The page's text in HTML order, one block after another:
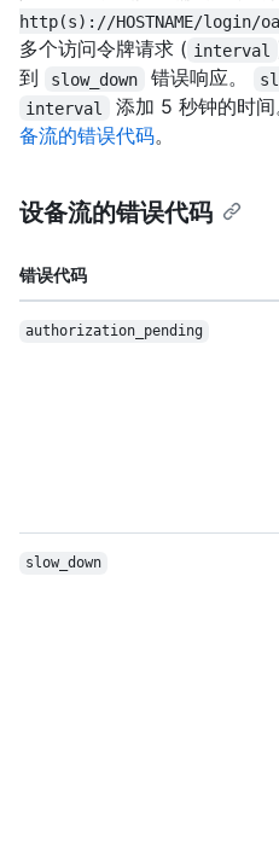
http(s)://HOSTNAME/login/
多个访问令牌请求 ( interval
到
slow_down 错误响应。
interval 添加 5 秒钟的时
备流的错误代码。
设备流的错误代码
错误代码
authorization_ pending
slow_down